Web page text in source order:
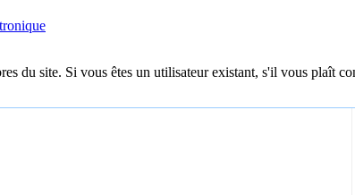
du site. Si vous êtes un utilisateur existant, s'il vous plaît